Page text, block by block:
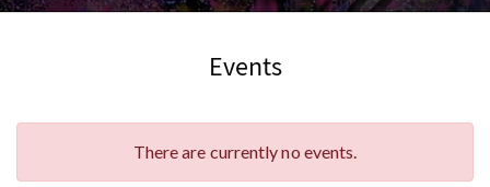
Events
There are currently no events.